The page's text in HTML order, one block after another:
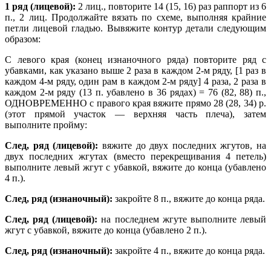
1 ряд (лицевой): 2 лиц., повторите 14 (15, 16) раз раппорт из 6
п., 2 лиц. Продолжайте вязать по схеме, выполняя крайние
петли лицевой гладью. Вывяжите контур детали следующим
образом:
С левого края (конец изнаночного ряда) повторите ряд с
убавками, как указано выше 2 раза в каждом 2-м ряду, [1 раз в
каждом 4-м ряду, один рам в каждом 2-м ряду] 4 раза, 2 раза в
каждом 2-м ряду (13 п. убавлено в 36 рядах) = 76 (82, 88) п.,
ОДНОВРЕМЕННО с правого края вяжите прямо 28 (28, 34) р.
(этот прямой участок — верхняя часть плеча), затем
выполните пройму:
След, ряд (лицевой): вяжите до двух последних жгутов, на
двух последних жгутах (вместо перекрещивания 4 петель)
выполните левый жгут с убавкой, вяжите до конца (убавлено
4 п.).
След, ряд (изнаночный): закройте 8 п., вяжите до конца ряда.
След, ряд (лицевой): на последнем жгуте выполните левый
жгут с убавкой, вяжите до конца (убавлено 2 п.).
След, ряд (изнаночный): закройте 4 п., вяжите до конца ряда.